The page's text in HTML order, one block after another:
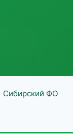
Сибирский ФО